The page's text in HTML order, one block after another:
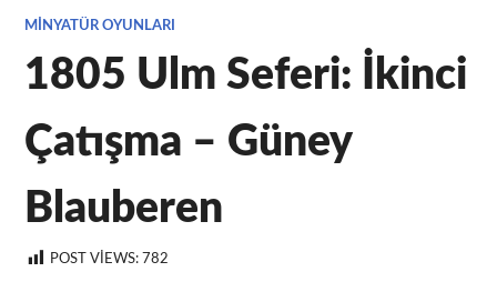
MINYATÜR OYUNLARI
1805 Ulm Seferi: İkinci
Çatışma – Güney
Blauberen
POST VIEWS: 782